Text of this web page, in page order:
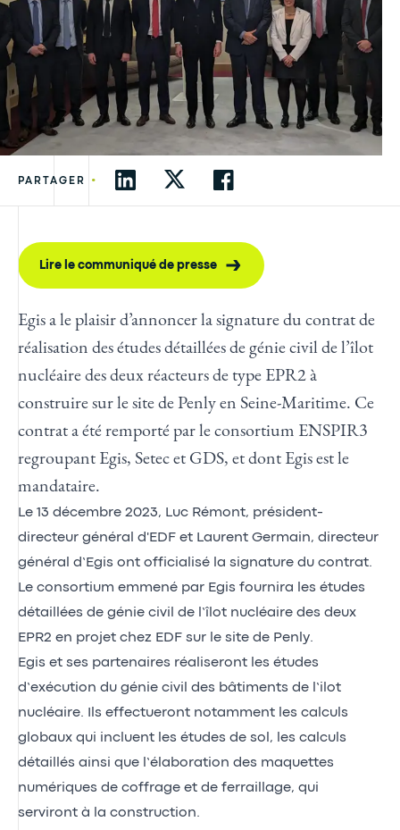
PARTAGER •
Lire le communiqué de presse
Egis a le plaisir d’annoncer la signature du contrat de
réalisation des études détaillées de génie civil de l’îlot
nucléaire des deuxréacteurs de type EPR2à
construire sur le site de Penly en Seine-Maritime. Ce
contrat a été remporté par le consortium ENSPIR3
regroupant Egis, Setec et GDS, et dont Egis est le
mandataire.
Le 13 décembre 2023, Luc Rémont, président-
directeur général d'EDF et Laurent Germain, directeur
général d’Egis ont officialisé la signature du contrat.
Le consortium emmené par Egis fournira les études
détaillées de génie civil de l’îlot nucléaire des deux
EPR2 en projet chez EDF sur le site de Penly.
Egis et ses partenaires réaliseront les études
d’exécution du génie civil des bâtiments de l’ilot
nucléaire. Ils effectueront notamment les calculs
globaux qui incluent les études de sol, les calculs
détaillés ainsi que l’élaboration des maquettes
numériques de coffrage et de ferraillage, qui
serviront à la construction.